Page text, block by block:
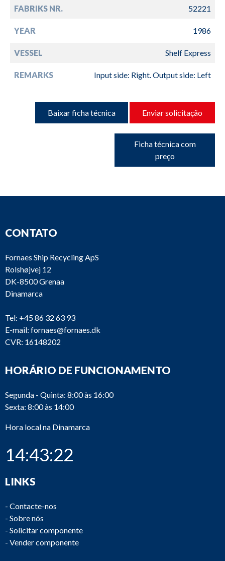
FABRIKS NR. 52221
YEAR 1986
VESSEL Shelf Express
REMARKS Input side: Right. Output side: Left
Baixar ficha técnica Enviar solicitação
Ficha técnica com
preço
CONTATO
Fornaes Ship Recycling ApS
Rolshøjvej 12
DK-8500 Grenaa
Dinamarca
Tel: +45 86 32 63 93
E-mail: fornaes@fornaes.dk
CVR: 16148202
HORÁRIO DE FUNCIONAMENTO
Segunda - Quinta: 8:00 às 16:00
Sexta: 8:00 às 14:00
Hora local na Dinamarca
14:43:22
LINKS
- Contacte-nos
- Sobre nós
- Solicitar componente
- Vender componente